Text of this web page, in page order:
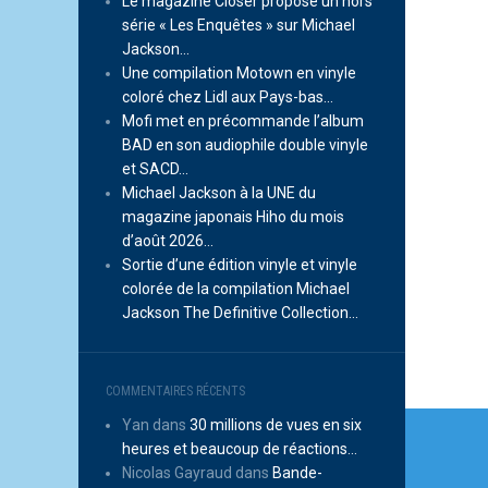
série « Les Enquêtes » sur Michael
Jackson…
Une compilation Motown en vinyle
coloré chez Lidl aux Pays-bas…
Mofi met en précommande l’album
BAD en son audiophile double vinyle
et SACD…
Michael Jackson à la UNE du
magazine japonais Hiho du mois
d’août 2026…
Sortie d’une édition vinyle et vinyle
colorée de la compilation Michael
Jackson The Definitive Collection…
COMMENTAIRES RÉCENTS
Yan dans 30 millions de vues en six
heures et beaucoup de réactions…
Nicolas Gayraud dans Bande-